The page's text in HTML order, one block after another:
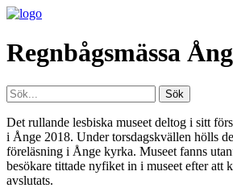
Regnbågsmässa
Det rullande lesbiska museet deltog i sitt
i Ånge 2018. Under torsdagskvällen hölls
föreläsning i Ånge kyrka. Museet fanns
besökare tittade nyfiket in i museet efter att
avslutats.